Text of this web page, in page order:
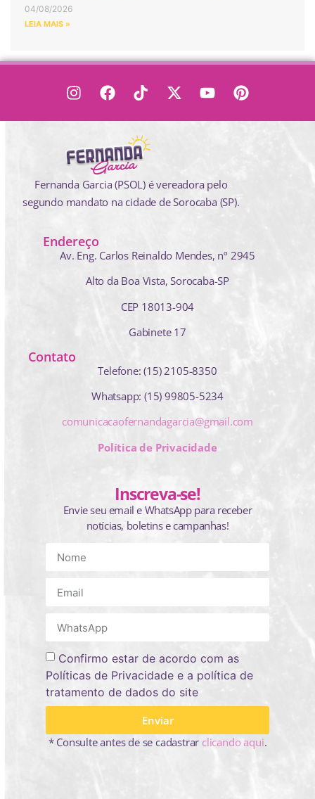
04/08/2026
LEIA MAIS »
Fernanda Garcia (PSOL) é vereadora pelo
segundo mandato na cidade de Sorocaba (SP).
Endereço
Av. Eng. Carlos Reinaldo Mendes, nº 2945
Alto da Boa Vista, Sorocaba-SP
CEP 18013-904
Gabinete 17
Contato
Telefone: (15) 2105-8350
Whatsapp: (15) 99805-5234
comunicacaofernandagarcia@gmail.com
Política de Privacidade
Inscreva-se!
Envie seu email e WhatsApp para receber
notícias, boletins e campanhas!
Confirmo estar de acordo com as
Políticas de Privacidade e a política de
tratamento de dados do site
Enviar
* Consulte antes de se cadastrar clicando aqui.